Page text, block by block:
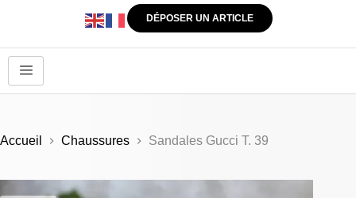
DÉPOSER UN ARTICLE
Accueil Chaussures Sandales Gucci T. 39